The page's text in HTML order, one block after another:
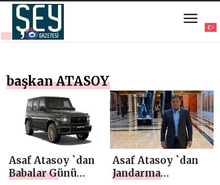
başkan ATASOY
Asaf Atasoy `dan
Babalar Günü
Asaf Atasoy `dan
Jandarma